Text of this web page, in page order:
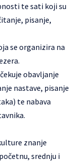
te sati koji su
pisanje,
se organizira na
obavljanje
nastave, pisanje
te nabava
znanje
srednju i